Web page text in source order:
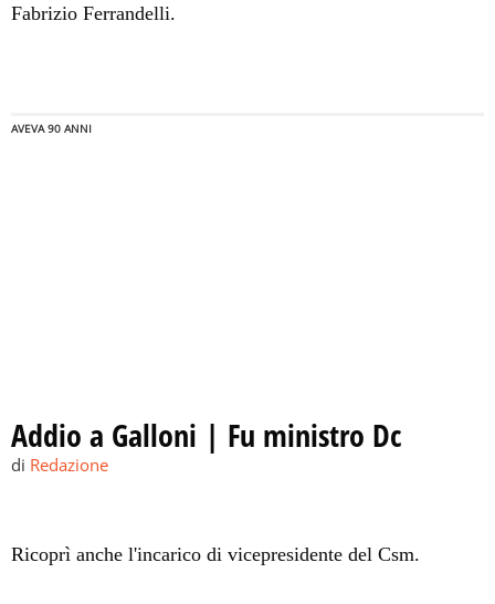
Fabrizio Ferrandelli.
AVEVA 90 ANNI
Addio a Galloni | Fu ministro Dc
di Redazione
Ricoprì anche l'incarico di vicepresidente del Csm.